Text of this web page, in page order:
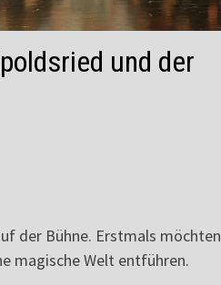
und der
der Bühne. Erstmals
magische Welt entführen.